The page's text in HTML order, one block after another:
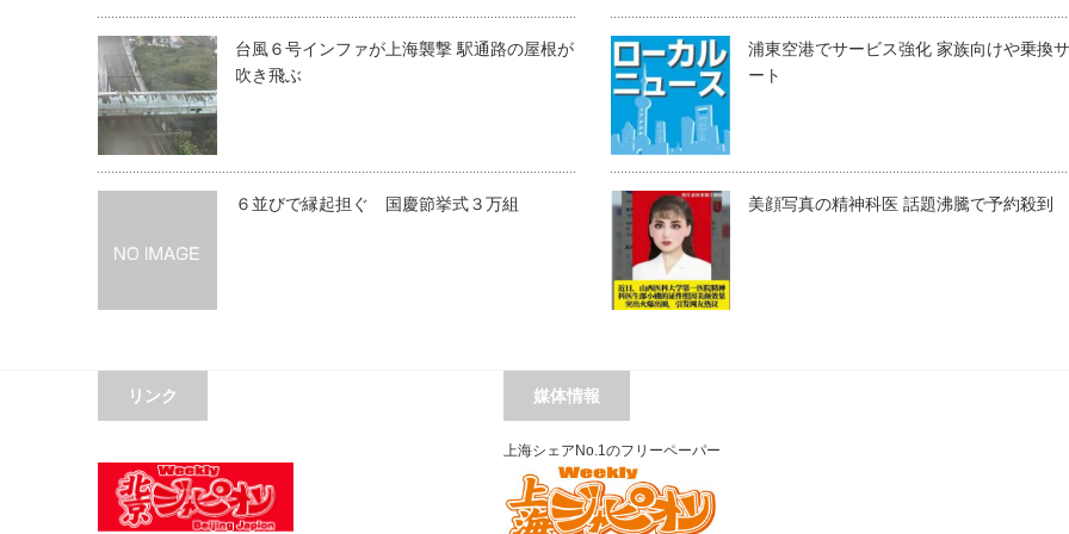
台風６号インファが上海襲撃 駅通路の屋根が
吹き飛ぶ
６並びで縁起担ぐ 国慶節挙式３万組
浦東空港でサービス強化 家族向けや乗換
ート
美顔写真の精神科医 話題沸騰で予約殺到
リンク 媒体情報
上海シェアNo.1のフリーペーパー